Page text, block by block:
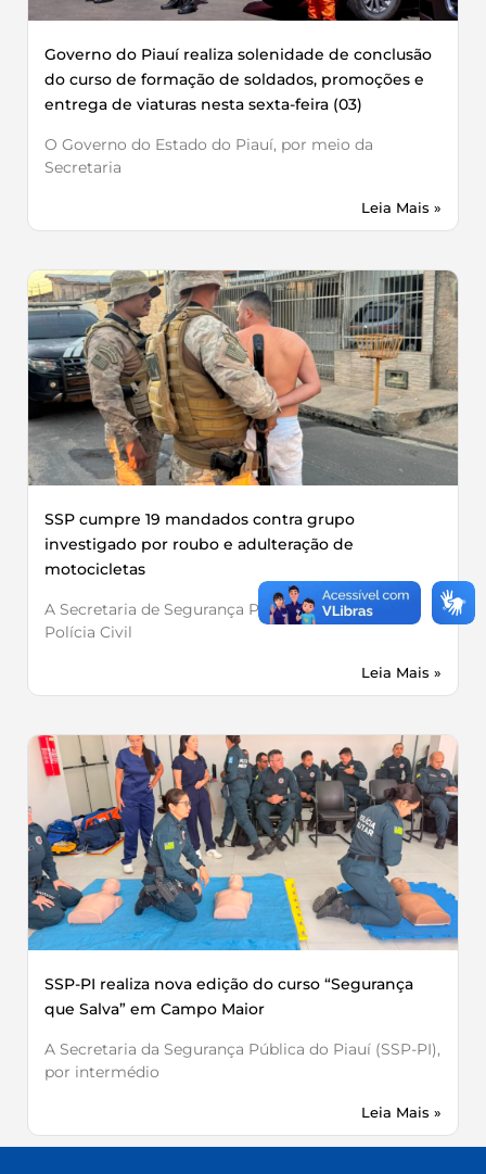
Governo do Piauí realiza solenidade de conclusão
do curso de formação de soldados, promoções e
entrega de viaturas nesta sexta-feira (03)
O Governo do Estado do Piauí, por meio da
Secretaria
Leia Mais »
SSP cumpre 19 mandados contra grupo
investigado por roubo e adulteração de
motocicletas
A Secretaria de Segurança Pública, por meio da
Polícia Civil
Leia Mais »
SSP-PI realiza nova edição do curso “Segurança
que Salva” em Campo Maior
A Secretaria da Segurança Pública do Piauí (SSP-PI),
por intermédio
Leia Mais »